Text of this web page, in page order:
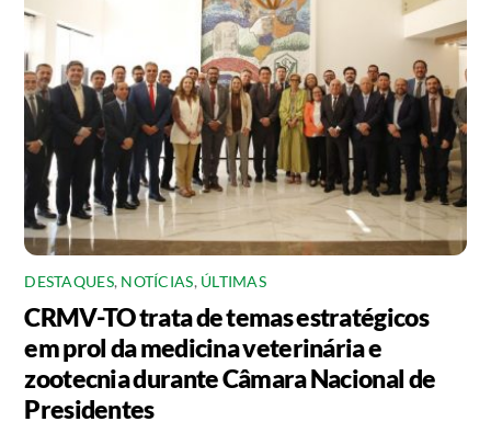
DESTAQUES, NOTÍCIAS, ÚLTIMAS
CRMV-TO trata de temas estratégicos
em prol da medicina veterinária e
zootecnia durante Câmara Nacional de
Presidentes